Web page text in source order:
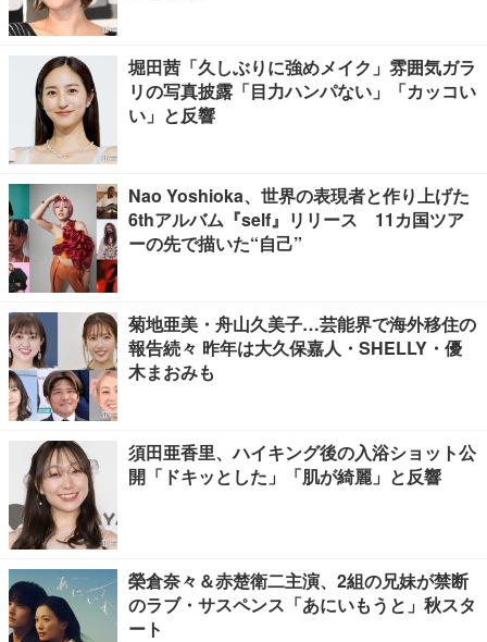
堀田茜「久しぶりに強めメイク」雰囲気ガラ
リの写真披露「目力ハンパない」「カッコい
い」と反響
Nao Yoshioka、世界の表現者と作り上げた
6thアルバム『self』リリース 11カ国ツア
ーの先で描いた“自己”
菊地亜美・舟山久美子…芸能界で海外移住の
報告続々 昨年は大久保嘉人・SHELLY・優
木まおみも
須田亜香里、ハイキング後の入浴ショット公
開「ドキッとした」「肌が綺麗」と反響
榮倉奈々＆赤楚衛二主演、2組の兄妹が禁断
のラブ・サスペンス「あにいもうと」秋スタ
ート